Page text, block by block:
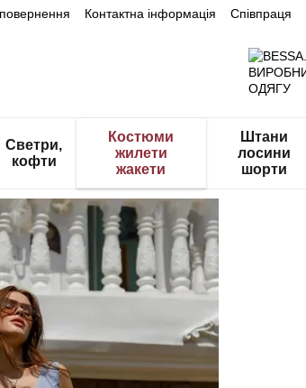
Контактна інформація Співпраця
Светри,
кофти
Костюми
жилети
жакети
Штани
лосини
шорти